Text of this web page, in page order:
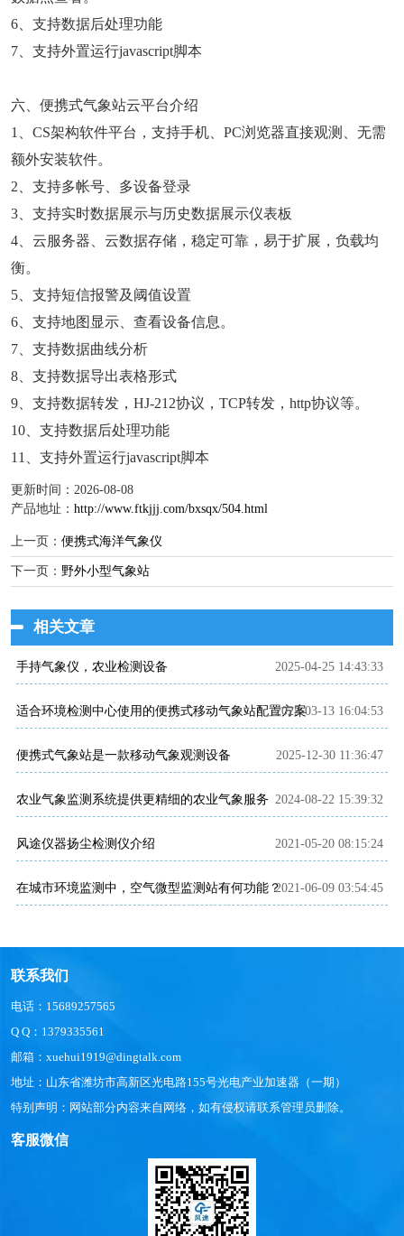
6、支持数据后处理功能
7、支持外置运行javascript脚本
六、便携式气象站云平台介绍
1、CS架构软件平台，支持手机、PC浏览器直接观测、无需
额外安装软件。
2、支持多帐号、多设备登录
3、支持实时数据展示与历史数据展示仪表板
4、云服务器、云数据存储，稳定可靠，易于扩展，负载均
衡。
5、支持短信报警及阈值设置
6、支持地图显示、查看设备信息。
7、支持数据曲线分析
8、支持数据导出表格形式
9、支持数据转发，HJ-212协议，TCP转发，http协议等。
10、支持数据后处理功能
11、支持外置运行javascript脚本
更新时间：2026-08-08
产品地址： http://www.ftkjjj.com/bxsqx/504.html
上一页： 便携式海洋气象仪
下一页： 野外小型气象站
相关文章
手持气象仪，农业检测设备 2025-04-25 14:43:33
适合环境检测中心使用的便携式移动气象站配置方案2025-03-13 16:04:53
便携式气象站是一款移动气象观测设备 2025-12-30 11:36:47
农业气象监测系统提供更精细的农业气象服务 2024-08-22 15:39:32
风途仪器扬尘检测仪介绍 2021-05-20 08:15:24
在城市环境监测中，空气微型监测站有何功能？2021-06-09 03:54:45
联系我们
电话：15689257565
Q Q：1379335561
邮箱：xuehui1919@dingtalk.com
地址：山东省潍坊市高新区光电路155号光电产业加速器（一期）
特别声明：网站部分内容来自网络，如有侵权请联系管理员删除。
客服微信